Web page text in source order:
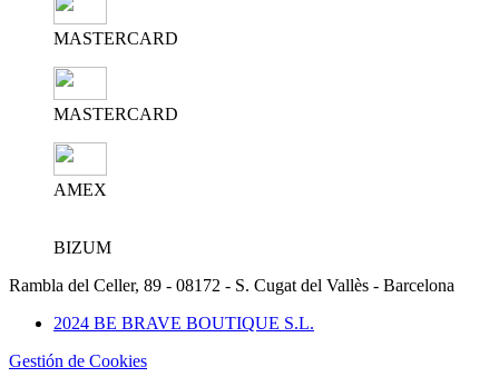
MASTERCARD
MASTERCARD
AMEX
BIZUM
Rambla del Celler, 89 - 08172 - S. Cugat del Vallès - Barcelona
2024 BE BRAVE BOUTIQUE S.L.
Gestión de Cookies